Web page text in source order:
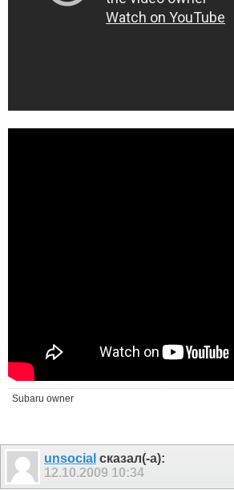
Subaru owner
unsocial сказал(-а):
12.10.2009 10:34